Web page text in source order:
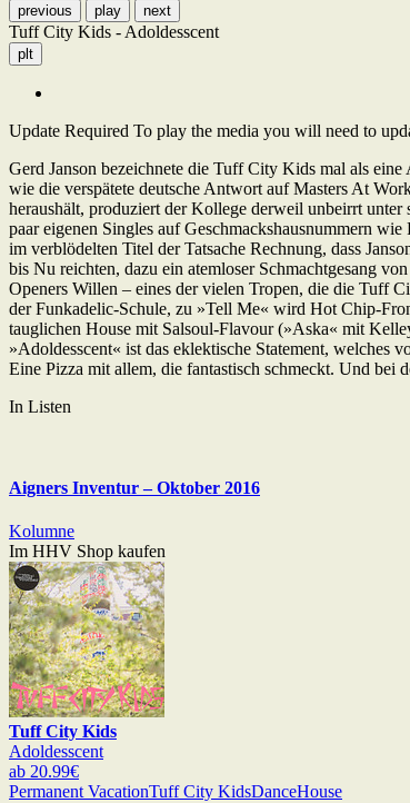
previous play next
Tuff City Kids - Adoldesscent
plt
Update Required To play the media you will need to
Gerd Janson bezeichnete die Tuff City Kids mal als
wie die verspätete deutsche Antwort auf Masters At
heraushält, produziert der Kollege derweil unbeirrt
paar eigenen Singles auf Geschmackshausnummern
im verblödelten Titel der Tatsache Rechnung, dass
bis Nu reichten, dazu ein atemloser Schmachtgesang
Openers Willen – eines der vielen Tropen, die die Tuff
der Funkadelic-Schule, zu »Tell Me« wird Hot Chip-
tauglichen House mit Salsoul-Flavour (»Aska« mit
»Adoldesscent« ist das eklektische Statement,
Eine Pizza mit allem, die fantastisch schmeckt. Und bei
In Listen
Aigners Inventur – Oktober 2016
Kolumne
Im HHV Shop kaufen
Tuff City Kids
Adoldesscent
ab 20.99€
Permanent VacationTuff City KidsDanceHouse